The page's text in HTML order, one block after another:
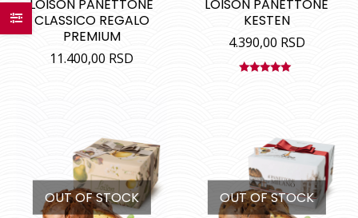
LOISON PANETTONE
CLASSICO REGALO
PREMIUM
11.400,00 RSD
LOISON PANETTONE
KESTEN
4.390,00 RSD
OUT OF STOCK OUT OF STOCK